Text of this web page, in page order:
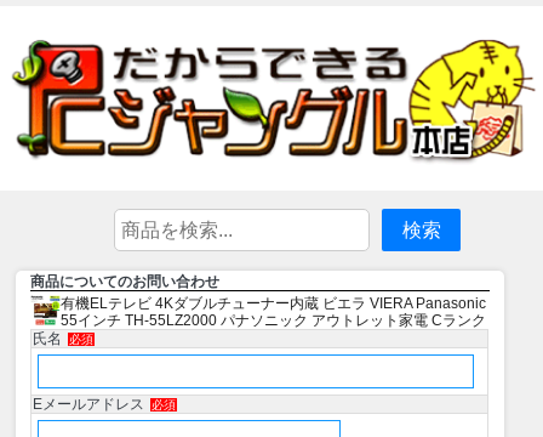
商品についてのお問い合わせ
有機ELテレビ 4Kダブルチューナー内蔵 ビエラ VIERA Panasonic
55インチ TH-55LZ2000 パナソニック アウトレット家電 Cランク
氏名 必須
Eメールアドレス 必須